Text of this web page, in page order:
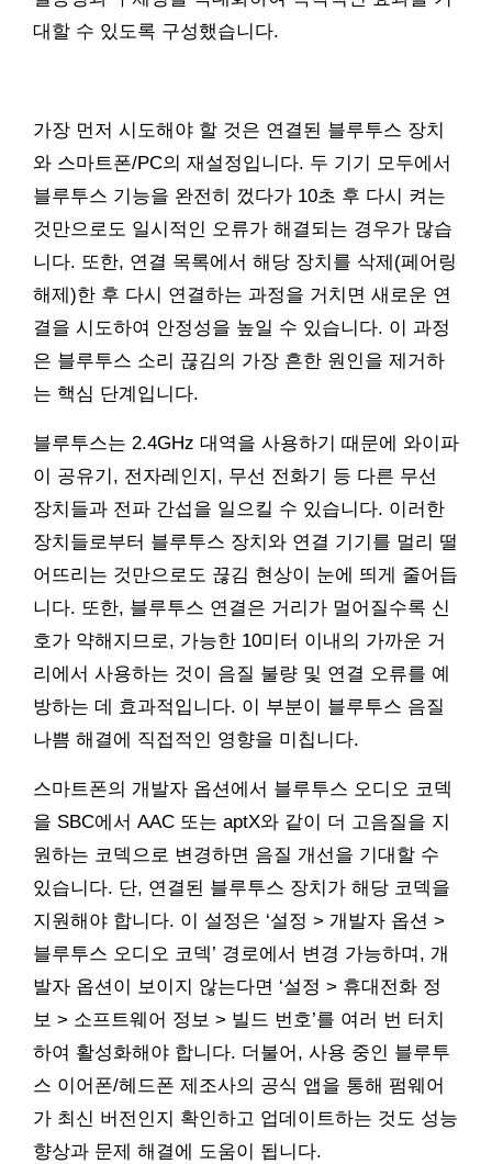
대할 수 있도록 구성했습니다.
가장 먼저 시도해야 할 것은 연결된 블루투스 장치
와 스마트폰/PC의 재설정입니다. 두 기기 모두에서
블루투스 기능을 완전히 껐다가 10초 후 다시 켜는
것만으로도 일시적인 오류가 해결되는 경우가 많습
니다. 또한, 연결 목록에서 해당 장치를 삭제(페어링
해제)한 후 다시 연결하는 과정을 거치면 새로운 연
결을 시도하여 안정성을 높일 수 있습니다. 이 과정
은 블루투스 소리 끊김의 가장 흔한 원인을 제거하
는 핵심 단계입니다.
블루투스는 2.4GHz 대역을 사용하기 때문에 와이파
이 공유기, 전자레인지, 무선 전화기 등 다른 무선
장치들과 전파 간섭을 일으킬 수 있습니다. 이러한
장치들로부터 블루투스 장치와 연결 기기를 멀리 떨
어뜨리는 것만으로도 끊김 현상이 눈에 띄게 줄어듭
니다. 또한, 블루투스 연결은 거리가 멀어질수록 신
호가 약해지므로, 가능한 10미터 이내의 가까운 거
리에서 사용하는 것이 음질 불량 및 연결 오류를 예
방하는 데 효과적입니다. 이 부분이 블루투스 음질
나쁨 해결에 직접적인 영향을 미칩니다.
스마트폰의 개발자 옵션에서 블루투스 오디오 코덱
을 SBC에서 AAC 또는 aptX와 같이 더 고음질을 지
원하는 코덱으로 변경하면 음질 개선을 기대할 수
있습니다. 단, 연결된 블루투스 장치가 해당 코덱을
지원해야 합니다. 이 설정은 ‘설정 > 개발자 옵션 >
블루투스 오디오 코덱’ 경로에서 변경 가능하며, 개
발자 옵션이 보이지 않는다면 ‘설정 > 휴대전화 정
보 > 소프트웨어 정보 > 빌드 번호’를 여러 번 터치
하여 활성화해야 합니다. 더불어, 사용 중인 블루투
스 이어폰/헤드폰 제조사의 공식 앱을 통해 펌웨어
가 최신 버전인지 확인하고 업데이트하는 것도 성능
향상과 문제 해결에 도움이 됩니다.